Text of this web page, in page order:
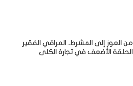
من العوز إلى المشرط.. العراقي الفقير
الحلقة الأضعف في تجارة الكلى